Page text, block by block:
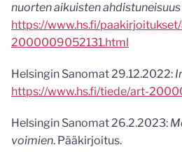
nuorten aikuisten
https://www.hs.fi/
2000009052131.html
Helsingin Sanomat 29.12.2022:
https://www.hs.fi/tiede/art-
Helsingin Sanomat 26.2.2023:
voimien. Pääkirjoitus.